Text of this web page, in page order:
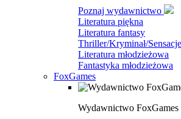
Poznaj wydawnictwo
Literatura piękna
Literatura fantasy
Thriller/Kryminał/Sensacje
Literatura młodzieżowa
Fantastyka młodzieżowa
FoxGames
Wydawnictwo FoxGames